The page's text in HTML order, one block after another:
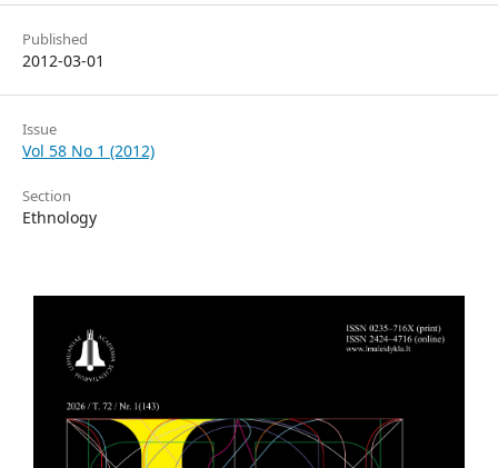
Published
2012-03-01
Issue
Vol 58 No 1 (2012)
Section
Ethnology